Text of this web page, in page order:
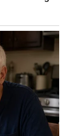
VAŠA
najjasnije
koja vam je
i